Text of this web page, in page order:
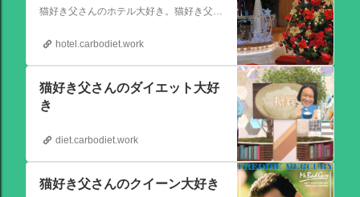
猫好き父さんのホテル大好き。猫好き父さんが宿泊したホテルの情報を徒然なるままに書いていきます。
hotel.carbodiet.work
猫好き父さんのダイエット大好
き
diet.carbodiet.work
猫好き父さんのクイーン大好き